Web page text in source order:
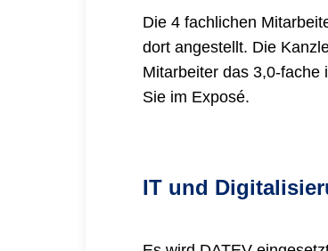
Die 4 fachlichen
dort angestellt. Die
Mitarbeiter das 3,0-fache
Sie im Exposé.
IT und